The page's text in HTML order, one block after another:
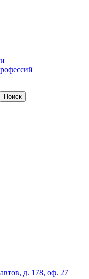
д. 178, оф. 27